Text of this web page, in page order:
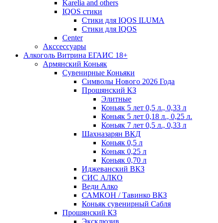
Karelia and others
IQOS стики
Стики для IQOS ILUMA
Стики для IQOS
Сenter
Акссессуары
Алкоголь Витрина ЕГАИС 18+
Армянский Коньяк
Сувенирные Коньяки
Символы Нового 2026 Года
Прошянский КЗ
Элитные
Коньяк 5 лет 0,5 л., 0,33 л
Коньяк 5 лет 0,18 л., 0,25 л.
Коньяк 7 лет 0,5 л., 0,33 л
Шахназарян ВКД
Коньяк 0,5 л
Коньяк 0,25 л
Коньяк 0,70 л
Иджеванский ВКЗ
СИС АЛКО
Веди Алко
САМКОН / Тавинко ВКЗ
Коньяк сувенирный Сабля
Прошянский КЗ
Эксклюзив